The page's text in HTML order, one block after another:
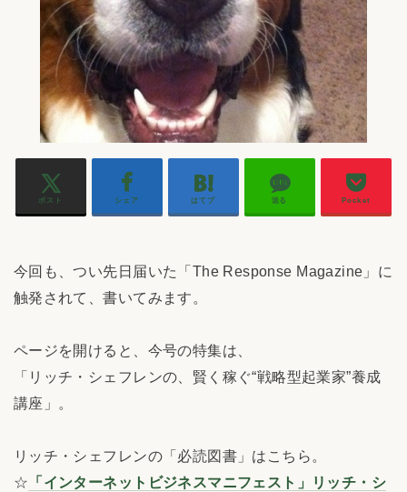
ポスト シェア はてブ 送る Pocket
今回も、つい先日届いた「The Response Magazine」に
触発されて、書いてみます。
ページを開けると、今号の特集は、
「リッチ・シェフレンの、賢く稼ぐ“戦略型起業家”養成
講座」。
リッチ・シェフレンの「必読図書」はこちら。
☆ 「インターネットビジネスマニフェスト」リッチ・シ